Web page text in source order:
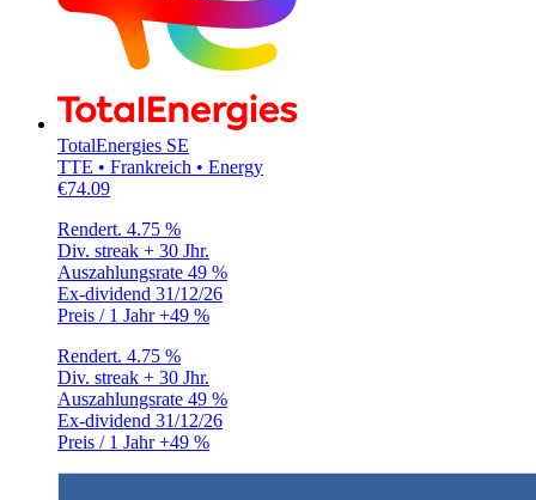
TotalEnergies SE
TTE • Frankreich • Energy
€74.09
Rendert. 4.75 %
Div. streak + 30 Jhr.
Auszahlungsrate 49 %
Ex-dividend 31/12/26
Preis / 1 Jahr+49 %
Rendert. 4.75 %
Div. streak + 30 Jhr.
Auszahlungsrate 49 %
Ex-dividend 31/12/26
Preis / 1 Jahr+49 %